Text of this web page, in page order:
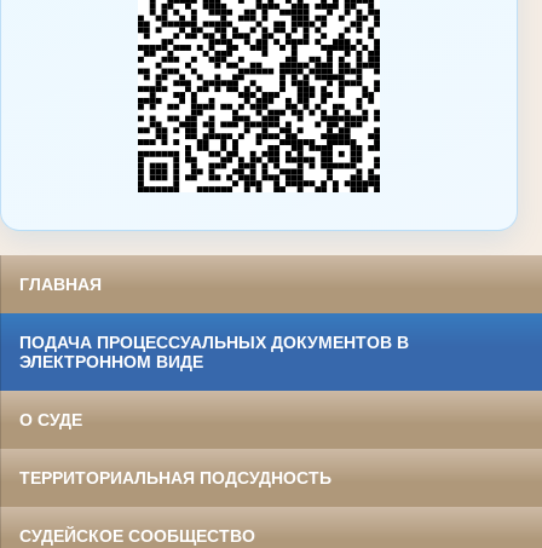
ГЛАВНАЯ
ПОДАЧА ПРОЦЕССУАЛЬНЫХ ДОКУМЕНТОВ В
ЭЛЕКТРОННОМ ВИДЕ
О СУДЕ
ТЕРРИТОРИАЛЬНАЯ ПОДСУДНОСТЬ
СУДЕЙСКОЕ СООБЩЕСТВО